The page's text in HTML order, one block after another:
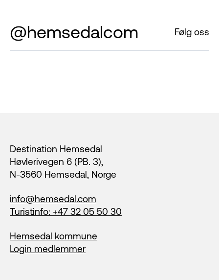
@hemsedalcom Følg oss
Destination Hemsedal
Høvlerivegen 6 (PB. 3),
N-3560 Hemsedal, Norge
info@hemsedal.com
Turistinfo: +47 32 05 50 30
Hemsedal kommune
Login medlemmer